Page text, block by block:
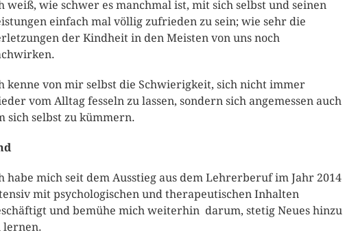
weiß, wie schwer es manchmal ist, mit sich selbst und seinen
einfach mal völlig zufrieden zu sein; wie sehr die
der Kindheit in den Meisten von uns noch
kenne von mir selbst die Schwierigkeit, sich nicht immer
vom Alltag fesseln zu lassen, sondern sich angemessen auch
sich selbst zu kümmern.
habe mich seit dem Ausstieg aus dem Lehrerberuf im Jahr 2014
mit psychologischen und therapeutischen Inhalten
und bemühe mich weiterhin darum, stetig Neues hinzu
lernen.